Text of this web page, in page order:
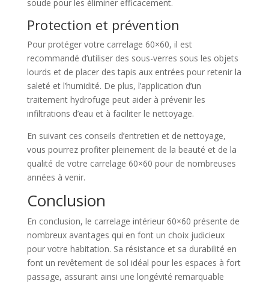
soude pour les éliminer efficacement.
Protection et prévention
Pour protéger votre carrelage 60×60, il est
recommandé d’utiliser des sous-verres sous les objets
lourds et de placer des tapis aux entrées pour retenir la
saleté et l’humidité. De plus, l’application d’un
traitement hydrofuge peut aider à prévenir les
infiltrations d’eau et à faciliter le nettoyage.
En suivant ces conseils d’entretien et de nettoyage,
vous pourrez profiter pleinement de la beauté et de la
qualité de votre carrelage 60×60 pour de nombreuses
années à venir.
Conclusion
En conclusion, le carrelage intérieur 60×60 présente de
nombreux avantages qui en font un choix judicieux
pour votre habitation. Sa résistance et sa durabilité en
font un revêtement de sol idéal pour les espaces à fort
passage, assurant ainsi une longévité remarquable